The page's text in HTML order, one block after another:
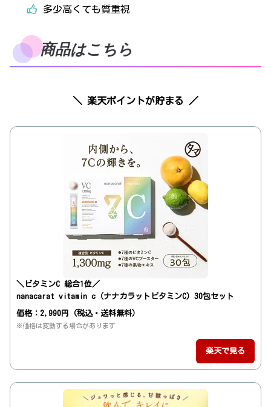
多少高くても質重視
商品はこちら
＼ 楽天ポイントが貯まる ／
＼ビタミンC 総合1位／
nanacarat vitamin c（ナナカラットビタミンC）30包セット
価格：2,990円（税込・送料無料）
※価格は変動する場合があります
楽天で見る